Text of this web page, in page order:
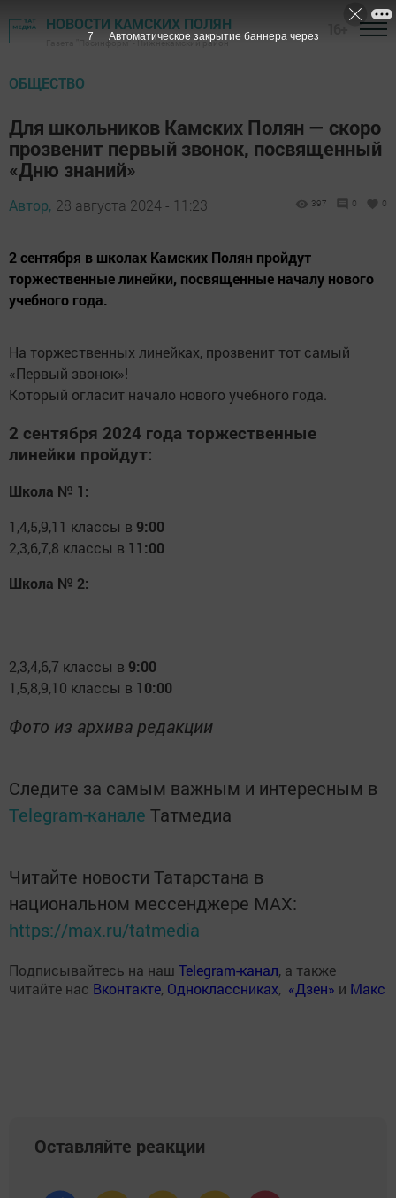
НОВОСТИ КАМСКИХ ПОЛЯН
Газета "Посинформ" - Нижнекамский район
ОБЩЕСТВО
Для школьников Камских Полян — скоро
прозвенит первый звонок, посвященный
«Дню знаний»
Автор, 28 августа 2024 - 11:23 397 0 0
2 сентября в школах Камских Полян пройдут
торжественные линейки, посвященные началу нового
учебного года.
На торжественных линейках, прозвенит тот самый
«Первый звонок»!
Который огласит начало нового учебного года.
2 сентября 2024 года торжественные
линейки пройдут:
Школа № 1:
1,4,5,9,11 классы в 9:00
2,3,6,7,8 классы в 11:00
Школа № 2:
2,3,4,6,7 классы в 9:00
1,5,8,9,10 классы в 10:00
Фото из архива редакции
Следите за самым важным и интересным в
Telegram-канале Татмедиа
Читайте новости Татарстана в
национальном мессенджере MАХ:
https://max.ru/tatmedia
Подписывайтесь на наш Telegram-канал, а также
читайте нас Вконтакте, Одноклассниках, «Дзен» и Макс
Оставляйте реакции
7 Автоматическое закрытие баннера через